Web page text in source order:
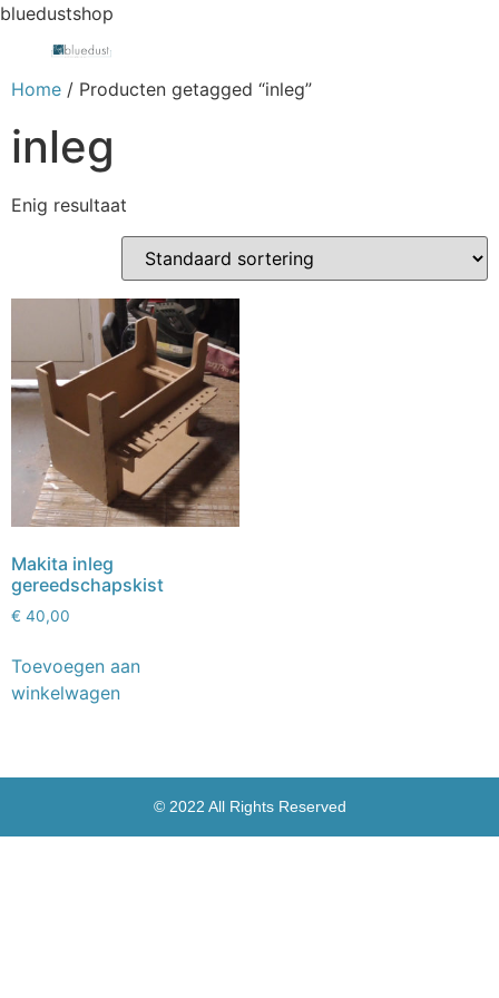
bluedustshop
Home / Producten getagged “inleg”
inleg
Enig resultaat
Makita inleg
gereedschapskist
€ 40,00
Toevoegen aan
winkelwagen
© 2022 All Rights Reserved